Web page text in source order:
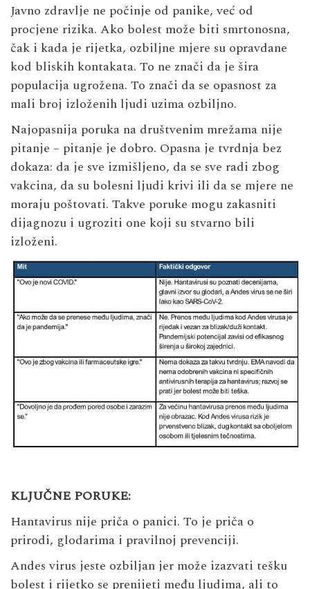
Javno zdravlje ne počinje od panike, već od
procjene rizika. Ako bolest može biti smrtonosna,
čak i kada je rijetka, ozbiljne mjere su opravdane
kod bliskih kontakata. To ne znači da je šira
populacija ugrožena. To znači da se opasnost za
mali broj izloženih ljudi uzima ozbiljno.
Najopasnija poruka na društvenim mrežama nije
pitanje – pitanje je dobro. Opasna je tvrdnja bez
dokaza: da je sve izmišljeno, da se sve radi zbog
vakcina, da su bolesni ljudi krivi ili da se mjere ne
moraju poštovati. Takve poruke mogu zakasniti
dijagnozu i ugroziti one koji su stvarno bili
izloženi.
KLJUČNE PORUKE:
Hantavirus nije priča o panici. To je priča o
prirodi, glodarima i pravilnoj prevenciji.
Andes virus jeste ozbiljan jer može izazvati tešku
bolest i rijetko se prenijeti među ljudima, ali to